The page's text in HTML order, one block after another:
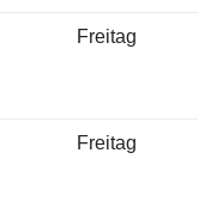
Freitag
Freitag